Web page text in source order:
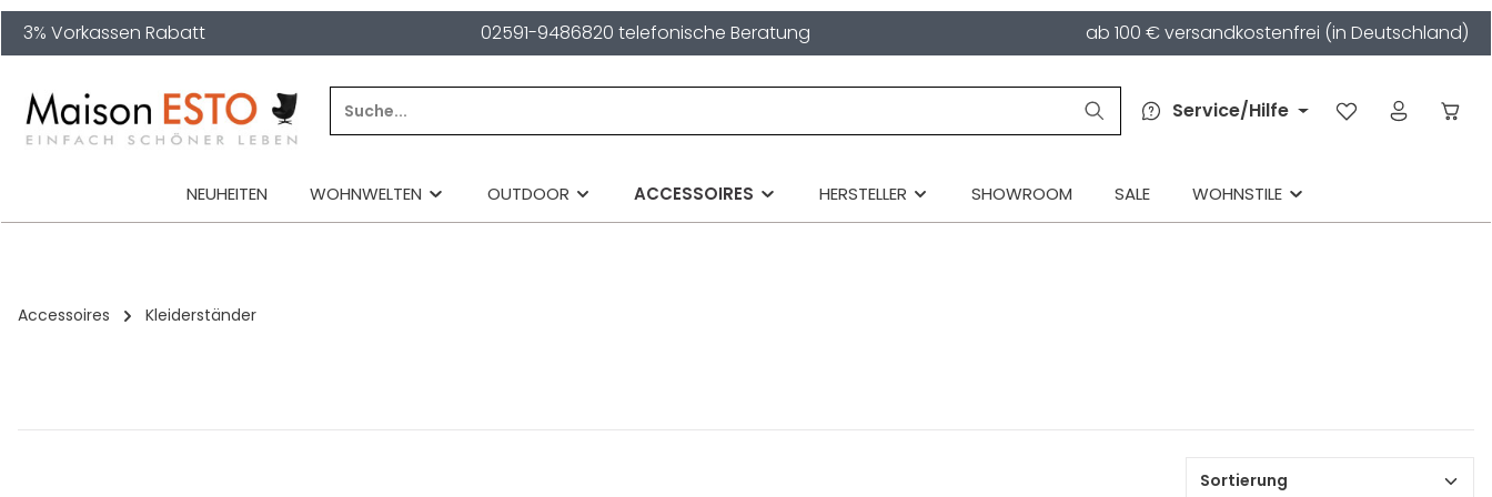
Zur Hauptnavigation springen
3% Vorkassen Rabatt 02591-9486820 telefonische Beratung ab 100 € versandkostenfrei (in Deutschland)
Service/Hilfe
NEUHEITEN WOHNWELTEN OUTDOOR ACCESSOIRES HERSTELLER SHOWROOM SALE WOHNSTILE
Accessoires Kleiderständer